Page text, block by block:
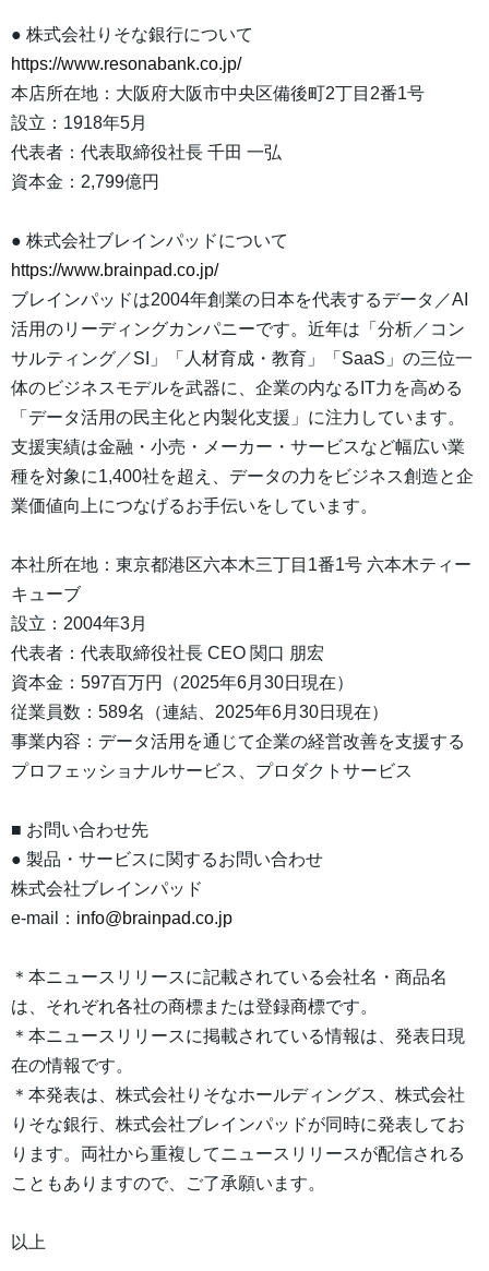
● 株式会社りそな銀行について
https://www.resonabank.co.jp/
本店所在地：大阪府大阪市中央区備後町2丁目2番1号
設立：1918年5月
代表者：代表取締役社長 千田 一弘
資本金：2,799億円
● 株式会社ブレインパッドについて
https://www.brainpad.co.jp/
ブレインパッドは2004年創業の日本を代表するデータ／AI
活用のリーディングカンパニーです。近年は「分析／コン
サルティング／SI」「人材育成・教育」「SaaS」の三位一
体のビジネスモデルを武器に、企業の内なるIT力を高める
「データ活用の民主化と内製化支援」に注力しています。
支援実績は金融・小売・メーカー・サービスなど幅広い業
種を対象に1,400社を超え、データの力をビジネス創造と企
業価値向上につなげるお手伝いをしています。
本社所在地：東京都港区六本木三丁目1番1号 六本木ティー
キューブ
設立：2004年3月
代表者：代表取締役社長 CEO 関口 朋宏
資本金：597百万円（2025年6月30日現在）
従業員数：589名（連結、2025年6月30日現在）
事業内容：データ活用を通じて企業の経営改善を支援する
プロフェッショナルサービス、プロダクトサービス
■ お問い合わせ先
● 製品・サービスに関するお問い合わせ
株式会社ブレインパッド
e-mail： info@brainpad.co.jp
＊本ニュースリリースに記載されている会社名・商品名
は、それぞれ各社の商標または登録商標です。
＊本ニュースリリースに掲載されている情報は、発表日現
在の情報です。
＊本発表は、株式会社りそなホールディングス、株式会社
りそな銀行、株式会社ブレインパッドが同時に発表してお
ります。両社から重複してニュースリリースが配信される
こともありますので、ご了承願います。
以上